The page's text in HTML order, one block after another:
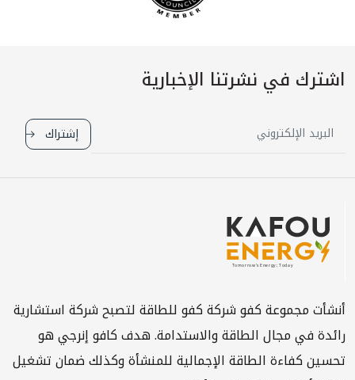
اشترك في نشرتنا الإخبارية
إشتراك
أنشأت مجموعة كفو شركة كفو للطاقة لتصبح شركة استشارية
رائدة في مجال الطاقة والاستدامة. هدف كافو إنرجي هو
تحسين كفاءة الطاقة الإجمالية للمنشأة وكذلك ضمان تشغيل